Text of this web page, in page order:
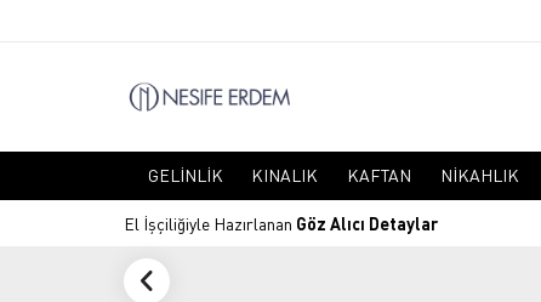
GELINLIK KINALIK KAFTAN NIKAHLIK
El İşçiliğiyle Hazırlanan Göz Alıcı Detaylar